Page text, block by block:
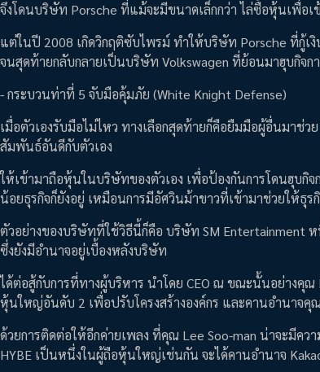
จึงโดนบริษัท Porsche ที่แม้จะมีขนาดเล็กกว่า ไล่ซื้อหุ้นเพื่อเ
แต่ในปี 2008 เกิดวิกฤติซับไพรม์ ทำให้บริษัท Porsche ที่กู้เ
จนสุดท้ายกลับกลายเป็นบริษัท Volkswagen ที่ย้อนมาฮุบกิจกา
- กระบวนท่าที่ 5 จับมือคุ้มภัย (White Knight Defense)
เมื่อตัวเองรับมือไม่ไหว ทางเลือกสุดท้ายก็คือยืมมือผู้อื่นมาช่
สัมพันธ์อันดีกับตัวเอง
ให้เข้ามาถือหุ้นในบริษัทของตัวเอง เพื่อป้องกันการโดนฮุบกิ
น้อยธุรกิจก็ยังอยู่ เหมือนการมีอัศวินม้าขาวที่เข้ามาช่วยให้ธุร
ตัวอย่างของบริษัทที่ใช้วิธีนี้ก็คือ บริษัท SM Entertainment
ซึ่งยังมีอำนาจอยู่เบื้องหลังบริษัท
ได้ต่อสู้กับการที่ทางผู้บริหาร นำโดย CEO ณ ขณะนั้นอย่างคุ
หุ้นใหญ่อันดับ 2 เพื่อปรับโครงสร้างองค์กร และคานอำนาจคุ
ด้วยการติดต่อให้อีกค่ายเพลง ที่คุณ Lee Soo-man น่าจะมีค
HYBE เป็นหนึ่งในผู้ถือหุ้นใหญ่เช่นกัน จะได้คานอำนาจ